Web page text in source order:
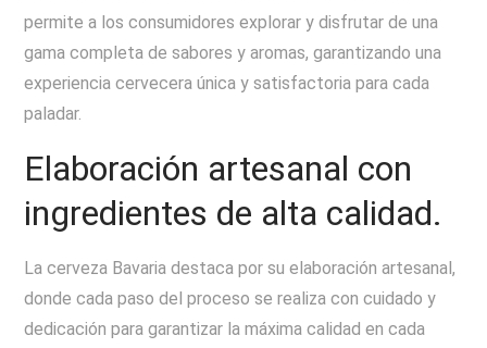
permite a los consumidores explorar y disfrutar de una
gama completa de sabores y aromas, garantizando una
experiencia cervecera única y satisfactoria para cada
paladar.
Elaboración artesanal con
ingredientes de alta calidad.
La cerveza Bavaria destaca por su elaboración artesanal,
donde cada paso del proceso se realiza con cuidado y
dedicación para garantizar la máxima calidad en cada